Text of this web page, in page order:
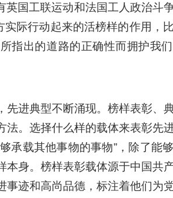
英国工联运动和法国工人政治
际行动起来的活榜样的作用，
指出的道路的正确性而拥护我
进典型不断涌现。榜样表彰、
。选择什么样的载体来表彰先
承载其他事物的事物”，除了能
身。榜样表彰载体源于中国共
迹和高尚品德，标注着他们为